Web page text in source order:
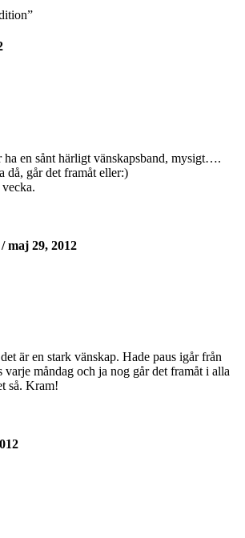
”
en sånt härligt vänskapsband, mysigt….
då, går det framåt eller:)
/ maj 29, 2012
är en stark vänskap. Hade paus igår från
varje måndag och ja nog går det framåt i alla
så. Kram!